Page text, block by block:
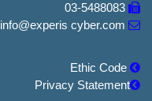
03-5488083
info@experis cyber.com
Privacy Statement